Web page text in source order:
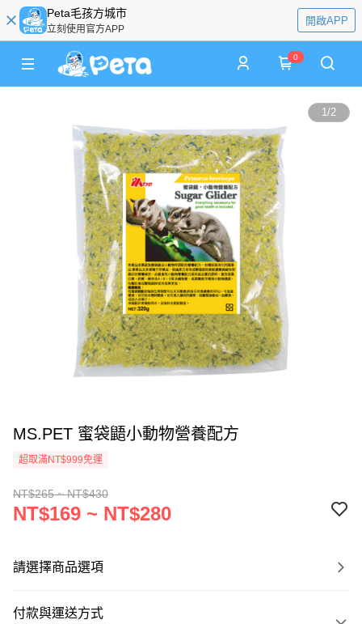
Peta毛孩方城市
立刻使用官方APP
開啟APP
0
1/2
MS.PET 蜜袋鼯小動物營養配方
超取滿NT$999免運
NT$265 ~ NT$430
NT$169 ~ NT$280
請選擇商品選項
付款與運送方式